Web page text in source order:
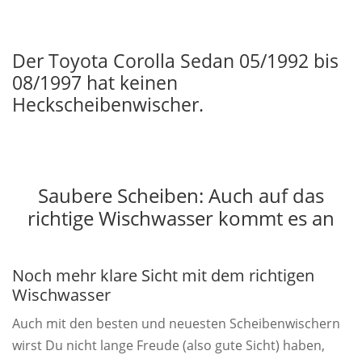
Der Toyota Corolla Sedan 05/1992 bis
08/1997 hat keinen
Heckscheibenwischer.
Saubere Scheiben: Auch auf das
richtige Wischwasser kommt es an
Noch mehr klare Sicht mit dem richtigen
Wischwasser
Auch mit den besten und neuesten Scheibenwischern
wirst Du nicht lange Freude (also gute Sicht) haben,